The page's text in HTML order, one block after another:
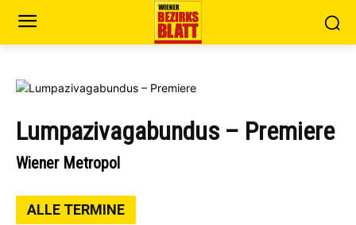
Lumpazivagabundus – Premiere
Wiener Metropol
ALLE TERMINE